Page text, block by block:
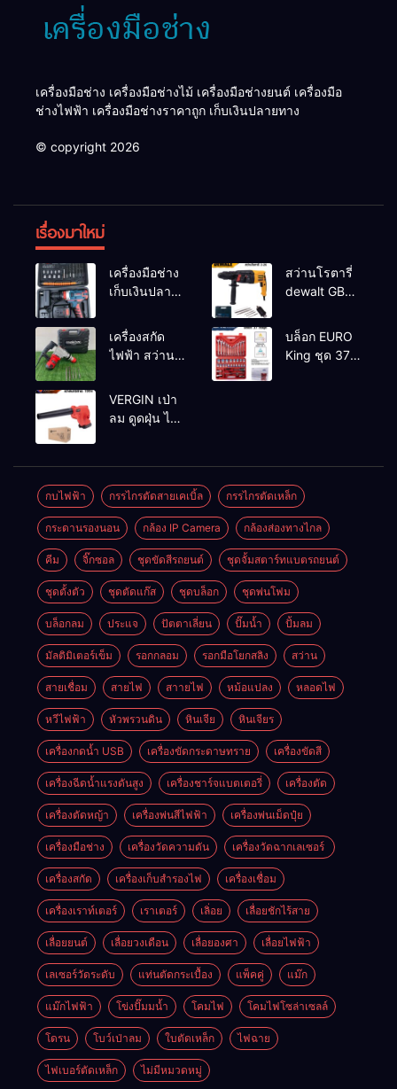
เครื่องมือช่าง เครื่องมือช่างไม้ เครื่องมือช่างยนต์ เครื่องมือ
ช่างไฟฟ้า เครื่องมือช่างราคาถูก เก็บเงินปลายทาง
© copyright 2026
เรื่องมาใหม่
เครื่องมือช่าง
เก็บเงินปลาย
สว่านโรตารี่
dewalt GBH
2-26 DFR ทุ่น
ทองแดงแท้
100%
เครื่องสกัด
ไฟฟ้า สว่าน
MAKTEC รุ่น MT2926A
บล็อก EURO
King ชุด 37
VERGIN เป่า
ลม ดูดฝุ่น ไร้
กบไฟฟ้า กรรไกรตัดสายเคเบิ้ล กรรไกรตัดเหล็ก
กระดานรองนอน กล้อง IP Camera กล้องส่องทางไกล
คีม จิ๊กซอล ชุดขัดสีรถยนต์​ ชุดจั้มสตาร์ทแบตรถยนต์
ชุดตั้งตัว ชุดตัดแก๊ส ชุดบล็อก ชุดพ่นโฟม
บล็อกลม ประแจ ปัตตาเลี่ยน ปั๊มน้ำ ปั้มลม
มัลติมิเตอร์เข็ม รอกกลอม รอกมือโยกสลิง สว่าน
สายเชื่อม สายไฟ สาายไฟ หม้อแปลง หลอดไฟ
หวีไฟฟ้า หัวพรวนดิน หินเจีย หินเจียร
เครื่องกดน้ำ USB เครื่องขัดกระดาษทราย เครื่องขัดสี
เครื่องฉีดน้ำแรงดันสูง เครื่องชาร์จแบตเตอรี่ เครื่องตัด
เครื่องตัดหญ้า เครื่องพ่นสีไฟฟ้า เครื่องพ่นเม็ดปุ๋ย
เครื่องมือช่าง เครื่องวัดความดัน เครื่องวัดฉากเลเซอร์
เครื่องสกัด เครื่องเก็บสํารองไฟ เครื่องเชื่อม
เครื่องเราท์เตอร์ เราเตอร์ เลิ่อย เลื่อยชักไร้สาย
เลื่อยยนต์ เลื่อยวงเดือน เลื่อยองศา เลื่อยไฟฟ้า
เลเซอร์วัดระดับ แท่นตัดกระเบื้อง แพ็คคู่ แม๊ก
แม๊กไฟฟ้า โข่งปั๊มมน้ำ โคมไฟ โคมไฟโซล่าเซลล์
โดรน โบว์เป่าลม ใบตัดเหล็ก ไฟฉาย
ไฟเบอร์ตัดเหล็ก ไม่มีหมวดหมู่